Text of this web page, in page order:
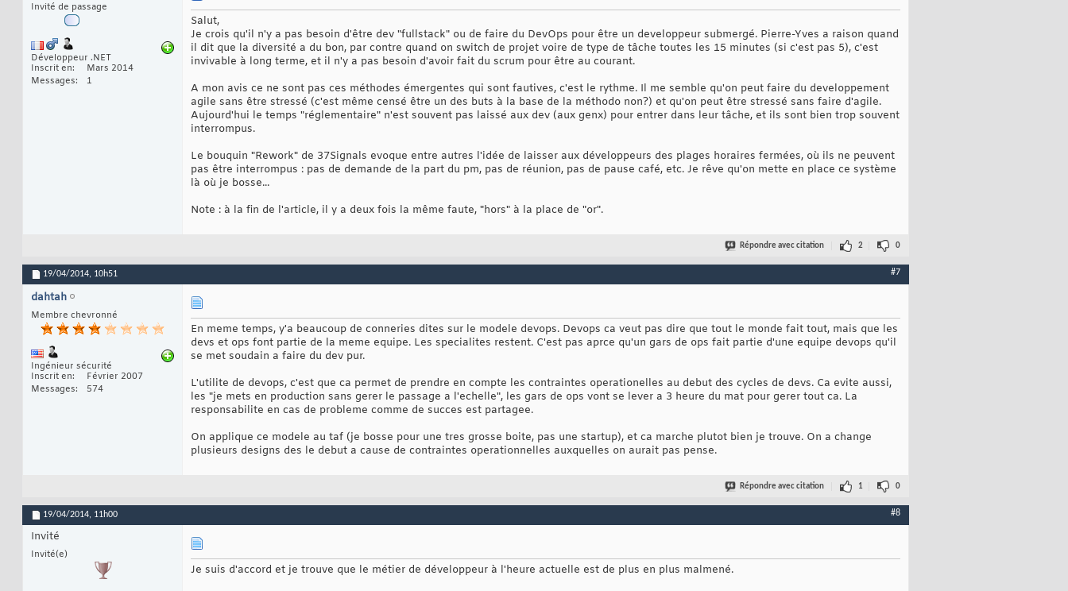
Invité de passage
Développeur .NET
Inscrit en
Mars 2014
Messages
1
Salut,
Je crois qu'il n'y a pas besoin d'être dev "fullstack" ou de faire du DevOps pour être un developpeur submergé. Pierre-Yves a raison quand
il dit que la diversité a du bon, par contre quand on switch de projet voire de type de tâche toutes les 15 minutes (si c'est pas 5), c'est
invivable à long terme, et il n'y a pas besoin d'avoir fait du scrum pour être au courant.
A mon avis ce ne sont pas ces méthodes émergentes qui sont fautives, c'est le rythme. Il me semble qu'on peut faire du developpement
agile sans être stressé (c'est même censé être un des buts à la base de la méthodo non?) et qu'on peut être stressé sans faire d'agile.
Aujourd'hui le temps "réglementaire" n'est souvent pas laissé aux dev (aux genx) pour entrer dans leur tâche, et ils sont bien trop souvent
interrompus.
Le bouquin "Rework" de 37Signals evoque entre autres l'idée de laisser aux développeurs des plages horaires fermées, où ils ne peuvent
pas être interrompus : pas de demande de la part du pm, pas de réunion, pas de pause café, etc. Je rêve qu'on mette en place ce système
là où je bosse...
Note : à la fin de l'article, il y a deux fois la même faute, "hors" à la place de "or".
Répondre avec citation 2 0
19/04/2014, 10h51 #7
dahtah
Membre chevronné
Ingénieur sécurité
Inscrit en
Février 2007
Messages
574
En meme temps, y'a beaucoup de conneries dites sur le modele devops. Devops ca veut pas dire que tout le monde fait tout, mais que les
devs et ops font partie de la meme equipe. Les specialites restent. C'est pas aprce qu'un gars de ops fait partie d'une equipe devops qu'il
se met soudain a faire du dev pur.
L'utilite de devops, c'est que ca permet de prendre en compte les contraintes operationelles au debut des cycles de devs. Ca evite aussi,
les "je mets en production sans gerer le passage a l'echelle", les gars de ops vont se lever a 3 heure du mat pour gerer tout ca. La
responsabilite en cas de probleme comme de succes est partagee.
On applique ce modele au taf (je bosse pour une tres grosse boite, pas une startup), et ca marche plutot bien je trouve. On a change
plusieurs designs des le debut a cause de contraintes operationnelles auxquelles on aurait pas pense.
Répondre avec citation 1 0
19/04/2014, 11h00 #8
Invité
Invité(e)
Je suis d'accord et je trouve que le métier de développeur à l'heure actuelle est de plus en plus malmené.